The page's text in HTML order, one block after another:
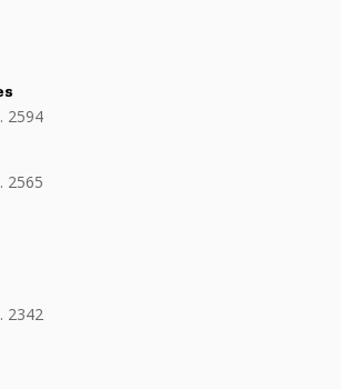
2594
2565
2342